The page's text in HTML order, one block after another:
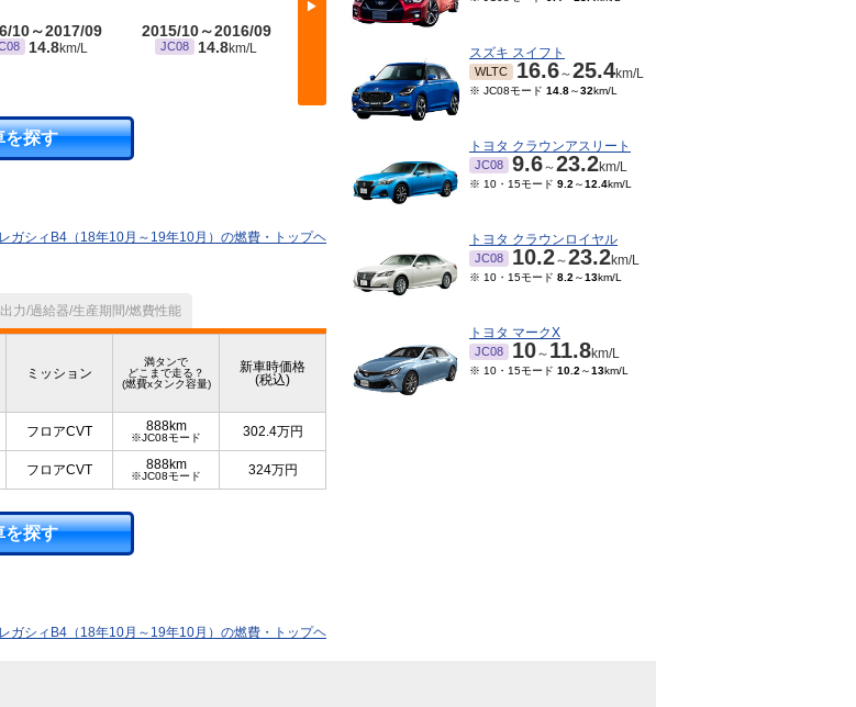
▶
10～2017/09
14.8km/L
2015/10～2016/09
JC08 14.8km/L
2014/10～2015/09
を探す
レガシィB4（18年10月～19年10月）の燃費・トップヘ
力/過給器/生産期間/燃費性能
ミッション
満タンで
どこまで走る？
(燃費xタンク容量)
新車時価格
(税込)
フロアCVT 888km
※JC08モード 302.4万円
フロアCVT 888km
※JC08モード 324万円
を探す
レガシィB4（18年10月～19年10月）の燃費・トップヘ
スズキ スイフト
WLTC 16.6～25.4km/L
※ JC08モード 14.8～32km/L
トヨタ クラウンアスリート
JC08 9.6～23.2km/L
※ 10・15モード 9.2 ～12.4km/L
トヨタ クラウンロイヤル
JC08 10.2～23.2km/L
※ 10・15モード 8.2 ～13km/L
トヨタ マークX
JC08 10～ 11.8km/L
※ 10・15モード 10.2 ～13km/L